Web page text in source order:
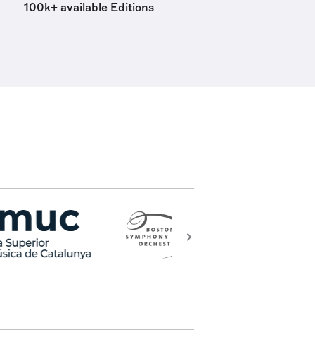
100k+ available Editions